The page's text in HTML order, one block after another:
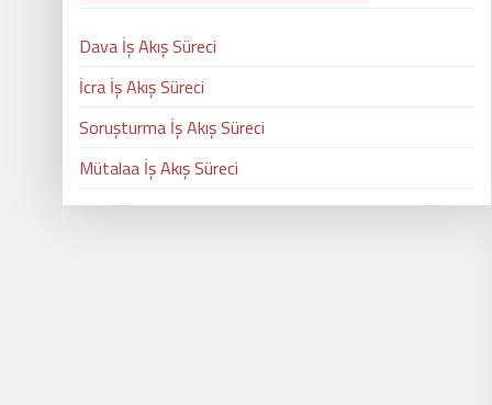
Dava İş Akış Süreci
İcra İş Akış Süreci
Soruşturma İş Akış Süreci
Mütalaa İş Akış Süreci